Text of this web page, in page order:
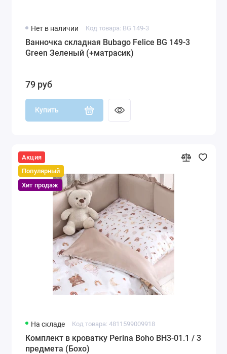
Нет в наличии Код товара: BG 149-3
Ванночка складная Bubago Felice BG 149-3
Green Зеленый (+матрасик)
79 руб
Купить
Акция
Популярный
Хит продаж
На складе Код товара: 4811599009918
Комплект в кроватку Perina Boho BH3-01.1 / 3
предмета (Бохо)